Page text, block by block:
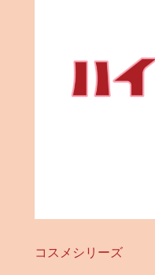
コスメシリーズ